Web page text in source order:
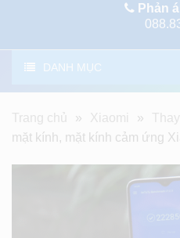
Phản
DANH MỤC
Trang chủ » Xiaomi »
mặt kính, mặt kính cảm ứng